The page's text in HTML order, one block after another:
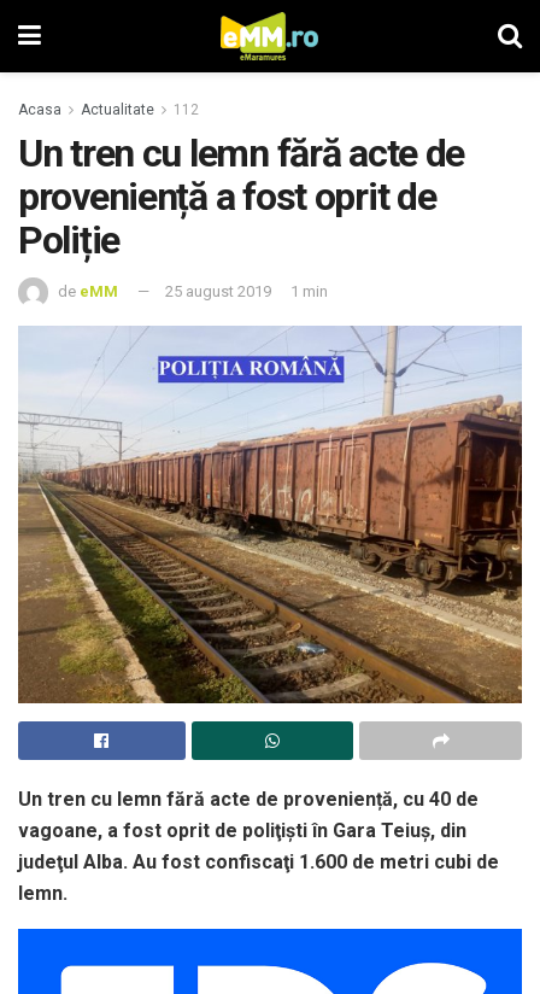
Acasa Actualitate 112
Un tren cu lemn fără acte de
proveniență a fost oprit de
Poliție
de eMM 25 august 2019 1 min
Un tren cu lemn fără acte de proveniență, cu 40 de
vagoane, a fost oprit de poliţişti în Gara Teiuş, din
judeţul Alba. Au fost confiscaţi 1.600 de metri cubi de
lemn.